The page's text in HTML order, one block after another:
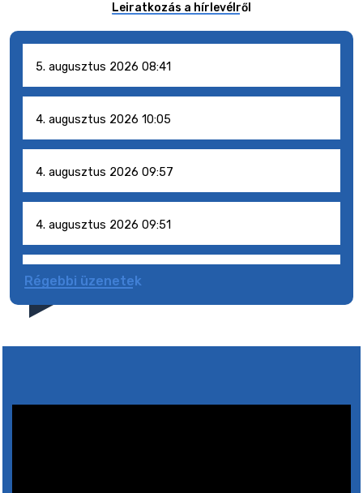
Leiratkozás a hírlevélről
5. augusztus 2026 08:41
4. augusztus 2026 10:05
4. augusztus 2026 09:57
4. augusztus 2026 09:51
4. augusztus 2026 09:48
Régebbi üzenetek